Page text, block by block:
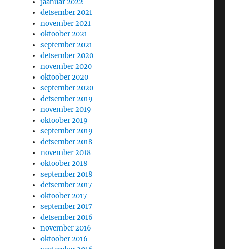
jaanuar 2022
detsember 2021
november 2021
oktoober 2021
september 2021
detsember 2020
november 2020
oktoober 2020
september 2020
detsember 2019
november 2019
oktoober 2019
september 2019
detsember 2018
november 2018
oktoober 2018
september 2018
detsember 2017
oktoober 2017
september 2017
detsember 2016
november 2016
oktoober 2016